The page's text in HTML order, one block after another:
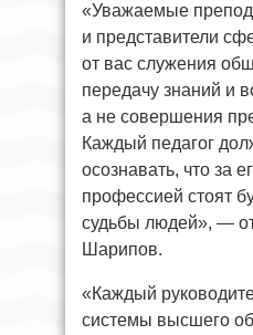
«Уважаемые
и представители
от вас служения
передачу знаний и
а не совершения
Каждый педагог
осознавать, что за
профессией стоят
судьбы людей», —
Шарипов.
«Каждый
системы высшего